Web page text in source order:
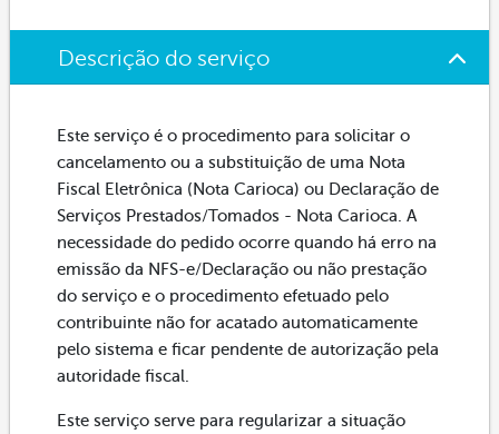
Descrição do serviço
Este serviço é o procedimento para solicitar o
cancelamento ou a substituição de uma Nota
Fiscal Eletrônica (Nota Carioca) ou Declaração de
Serviços Prestados/Tomados - Nota Carioca. A
necessidade do pedido ocorre quando há erro na
emissão da NFS-e/Declaração ou não prestação
do serviço e o procedimento efetuado pelo
contribuinte não for acatado automaticamente
pelo sistema e ficar pendente de autorização pela
autoridade fiscal.
Este serviço serve para regularizar a situação